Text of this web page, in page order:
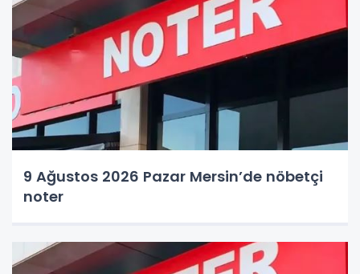
9 Ağustos 2026 Pazar Mersin’de nöbetçi
noter